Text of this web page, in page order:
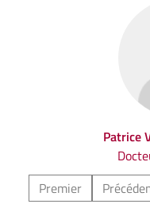
Patrice
Premier